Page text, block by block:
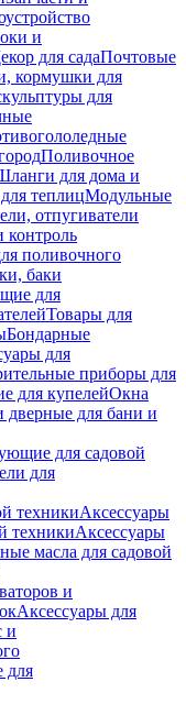
и
для садаПочтовые
кормушки для
для
Поливочное
для дома и
теплицМодульные
отпугиватели
контроль
поливочного
баки
для
Товары для
Бондарные
для
приборы для
для купелейОкна
дверные для бани и
для садовой
для
техникиАксессуары
техникиАксессуары
масла для садовой
и
Аксессуары для
и
для